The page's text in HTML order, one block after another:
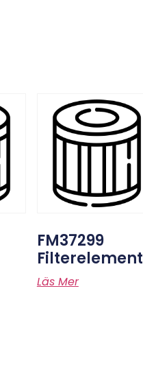
FM37299
Filterelement
Läs Mer